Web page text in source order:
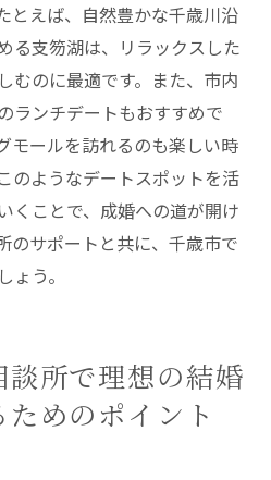
とえば、自然豊かな千歳川沿
る支笏湖は、リラックスした
むのに最適です。また、市内
ランチデートもおすすめで
モールを訪れるのも楽しい時
のようなデートスポットを活
くことで、成婚への道が開け
のサポートと共に、千歳市で
う。
所で理想の結婚
めのポイント